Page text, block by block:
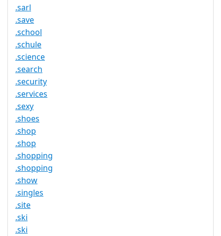
.sarl
.save
.school
.schule
.science
.search
.security
.services
.sexy
.shoes
.shop
.shop
.shopping
.shopping
.show
.singles
.site
.ski
.ski